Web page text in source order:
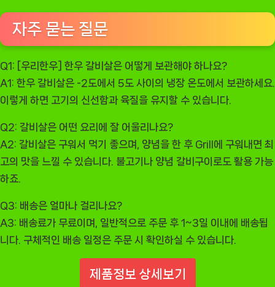
자주 묻는 질문
Q1: [우리한우] 한우 갈비살은 어떻게 보관해야 하나요?
A1: 한우 갈비살은 -2도에서 5도 사이의 냉장 온도에서 보관하세요.
이렇게 하면 고기의 신선함과 육질을 유지할 수 있습니다.
Q2: 갈비살은 어떤 요리에 잘 어울리나요?
A2: 갈비살은 구워서 먹기 좋으며, 양념을 한 후 Grill에 구워내면 최
고의 맛을 느낄 수 있습니다. 불고기나 양념 갈비구이로도 활용 가능
하죠.
Q3: 배송은 얼마나 걸리나요?
A3: 배송료가 무료이며, 일반적으로 주문 후 1~3일 이내에 배송됩
니다. 구체적인 배송 일정은 주문 시 확인하실 수 있습니다.
제품정보 상세보기